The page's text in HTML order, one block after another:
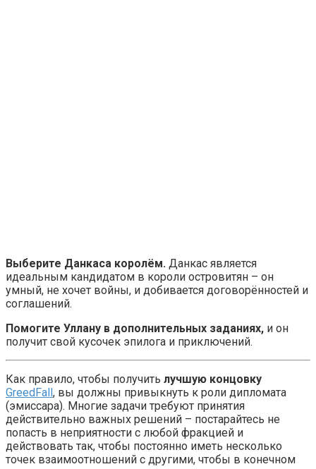
Выберите Данкаса королём. Данкас является
идеальным кандидатом в короли островитян – он
умный, не хочет войны, и добивается договорённостей и
соглашений.
Помогите Уллану в дополнительных заданиях, и он
получит свой кусочек эпилога и приключений.
Как правило, чтобы получить лучшую концовку
GreedFall, вы должны привыкнуть к роли дипломата
(эмиссара). Многие задачи требуют принятия
действительно важных решений – постарайтесь не
попасть в неприятности с любой фракцией и
действовать так, чтобы постоянно иметь несколько
точек взаимоотношений с другими, чтобы в конечном